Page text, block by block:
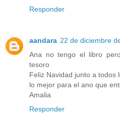
Responder
aandara 22 de diciembre
Ana no tengo el libro
tesoro
Feliz Navidad junto a todos
lo mejor para el ano que
Amalia
Responder